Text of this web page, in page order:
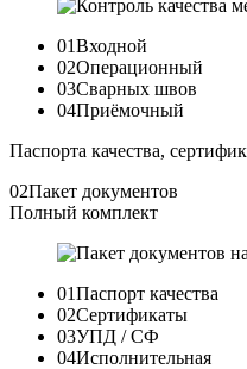
01Входной
02Операционный
03Сварных швов
04Приёмочный
Паспорта качества,
02Пакет документов
Полный комплект
01Паспорт качества
02Сертификаты
03УПД / СФ
04Исполнительная